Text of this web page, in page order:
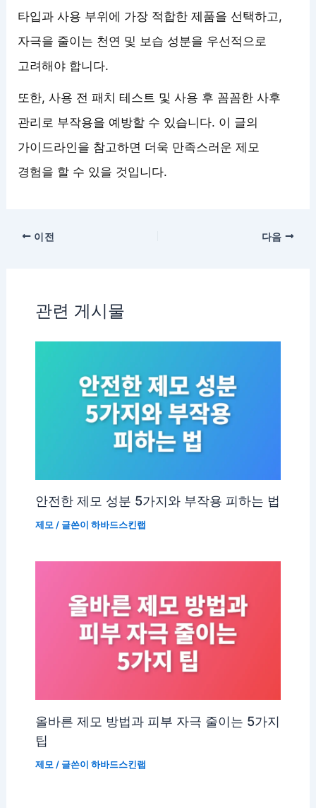
타입과 사용 부위에 가장 적합한 제품을 선택하고,
자극을 줄이는 천연 및 보습 성분을 우선적으로
고려해야 합니다.
또한, 사용 전 패치 테스트 및 사용 후 꼼꼼한 사후
관리로 부작용을 예방할 수 있습니다. 이 글의
가이드라인을 참고하면 더욱 만족스러운 제모
경험을 할 수 있을 것입니다.
이전 다음
관련 게시물
안전한 제모 성분 5가지와 부작용 피하는 법
제모/ 글쓴이 하바드스킨랩
올바른 제모 방법과 피부 자극 줄이는 5가지
팁
제모 / 글쓴이 하바드스킨랩